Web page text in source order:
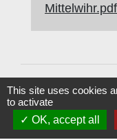
PLU
keyboard_arrow_rightEnquête
This site uses cookies
to activate
OK, accept all